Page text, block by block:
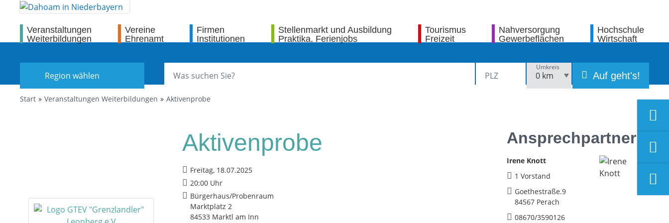
Veranstaltungen
Weiterbildungen
Vereine
Ehrenamt
Firmen
Institutionen
Stellenmarkt und Ausbildung
Praktika, Ferienjobs
Tourismus
Freizeit
Nahversorgung
Gewerbeflächen
Hochschule
Wirtschaft
Region wählen
Umkreis
Auf geht's!
Start Veranstaltungen Weiterbildungen Aktivenprobe
Aktivenprobe
Freitag, 18.07.2025
20:00 Uhr
Bürgerhaus/Probenraum
Marktplatz 2
84533 Marktl am Inn
Ansprechpartner
Irene Knott
1 Vorstand
Goethestraße.9
84567 Perach
08670/3590126